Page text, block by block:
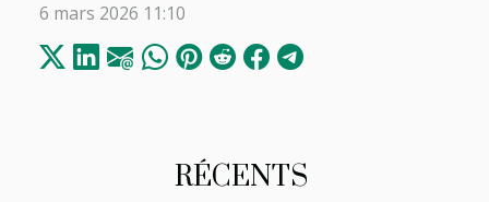
RÉCENTS
6 mars 2026 11:10